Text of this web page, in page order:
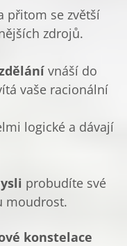
přitom se zvětší
zdrojů.
vnáší do
vaše racionální
logické a dávají
probudíte své
moudrost.
konstelace